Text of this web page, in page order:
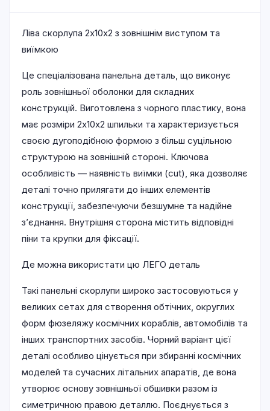
Ліва скорлупа 2х10х2 з зовнішнім виступом та
виїмкою
Це спеціалізована панельна деталь, що виконує
роль зовнішньої оболонки для складних
конструкцій. Виготовлена з чорного пластику, вона
має розміри 2х10х2 шпильки та характеризується
своєю дугоподібною формою з більш суцільною
структурою на зовнішній стороні. Ключова
особливість — наявність виїмки (cut), яка дозволяє
деталі точно прилягати до інших елементів
конструкції, забезпечуючи безшумне та надійне
з’єднання. Внутрішня сторона містить відповідні
піни та крупки для фіксації.
Де можна використати цю ЛЕГО деталь
Такі панельні скорлупи широко застосовуються у
великих сетах для створення обтічних, округлих
форм фюзеляжу космічних кораблів, автомобілів та
інших транспортних засобів. Чорний варіант цієї
деталі особливо цінується при збиранні космічних
моделей та сучасних літальних апаратів, де вона
утворює основу зовнішньої обшивки разом із
симетричною правою деталлю. Поєднується з